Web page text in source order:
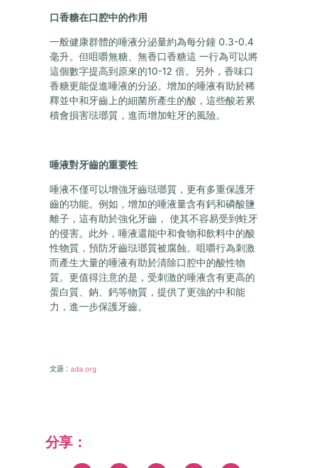
口香糖在口腔中的作用
一般健康群體的唾液分泌量約為每分鐘 0.3-0.4
毫升。但咀嚼無糖、無香口香糖這 一行為可以將
這個數字提高到原來的10-12 倍。另外，香味口
香糖更能促進唾液的分泌。增加的唾液有助於稀
釋並中和牙齒上的細菌所產生的酸，這些酸若累
積會損害琺瑯質，進而增加蛀牙的風險。
唾液對牙齒的重要性
唾液不僅可以增強牙齒琺瑯質，更有多重保護牙
齒的功能。例如，增加的唾液量含有鈣和磷酸鹽
離子，這有助於強化牙齒， 使其不容易受到蛀牙
的侵害。此外，唾液還能中和食物和飲料中的酸
性物質，預防牙齒琺瑯質被腐蝕。咀嚼行為刺激
而產生大量的唾液有助於清除口腔中的酸性物
質。更值得注意的是，受刺激的唾液含有更高的
蛋白質、鈉、鈣等物質，提供了更強的中和能
力，進一步保護牙齒。
文源：ada.org
分享：